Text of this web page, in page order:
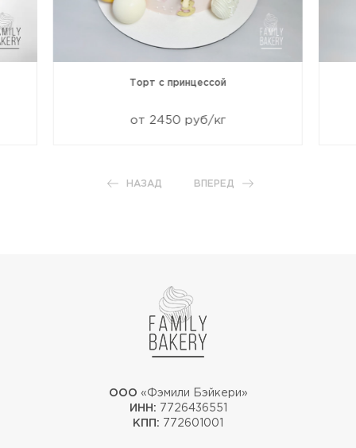
Торт с принцессой
от 2450 руб/кг
НАЗАД ВПЕРЕД
ООО «Фэмили Бэйкери»
ИНН: 7726436551
КПП: 772601001